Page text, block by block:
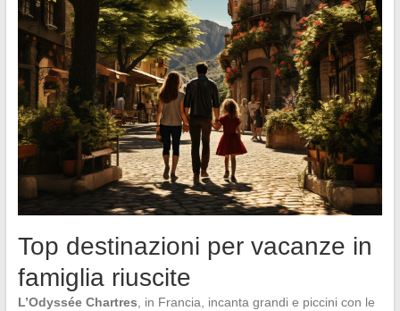
Top destinazioni per vacanze in
famiglia riuscite
L’Odyssée Chartres, in Francia, incanta grandi e piccini con le